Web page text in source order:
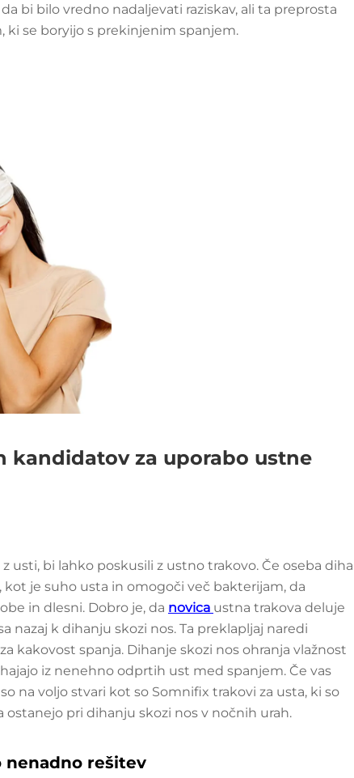
bi bilo vredno nadaljevati raziskav, ali ta preprosta
se boryijo s prekinjenim spanjem.
kandidatov za uporabo ustne
usti, bi lahko poskusili z ustno trakovo. Če oseba diha
kot je suho usta in omogoči več bakterijam, da
in dlesni. Dobro je, da novica ustna trakova deluje
nazaj k dihanju skozi nos. Ta preklapljaj naredi
kakovost spanja. Dihanje skozi nos ohranja vlažnost
iz nenehno odprtih ust med spanjem. Če vas
na voljo stvari kot so Somnifix trakovi za usta, ki so
pri dihanju skozi nos v nočnih urah.
nenadno rešitev